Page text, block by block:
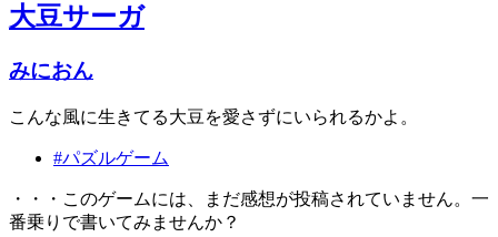
大豆サーガ
みにおん
こんな風に生きてる大豆を愛さずにいられるかよ。
#パズルゲーム
・・・このゲームには、まだ感想が投稿されていません。一
番乗りで書いてみませんか？